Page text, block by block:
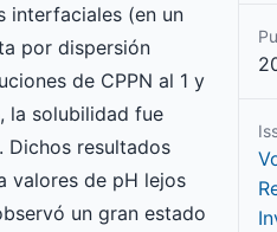
interfaciales (en un
por dispersión
de CPPN al 1 y
la solubilidad fue
Dichos resultados
valores de pH lejos
un gran estado